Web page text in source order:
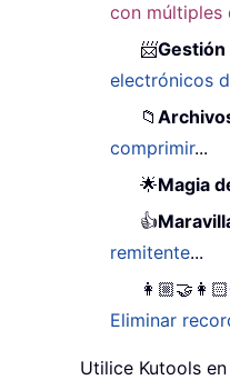
con múltiples
📨
electrónicos
📁
comprimir...
🌟Magia
👍
remitente...
👩🏼‍🤝‍👩🏻
Eliminar
Utilice Kutools